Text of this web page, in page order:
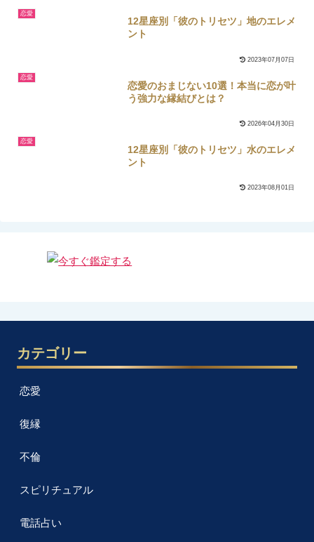
恋愛
12星座別「彼のトリセツ」地のエレメ
ント
2023年07月07日
恋愛
恋愛のおまじない10選！本当に恋が叶
う強力な縁結びとは？
2026年04月30日
恋愛
12星座別「彼のトリセツ」水のエレメ
ント
2023年08月01日
カテゴリー
恋愛
復縁
不倫
スピリチュアル
電話占い